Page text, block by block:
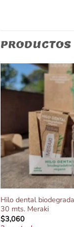
Hilo dental
30 mts. Meraki
$3,060